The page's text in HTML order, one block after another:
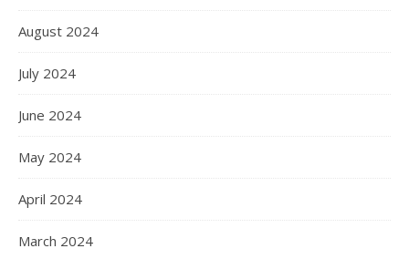
August 2024
July 2024
June 2024
May 2024
April 2024
March 2024